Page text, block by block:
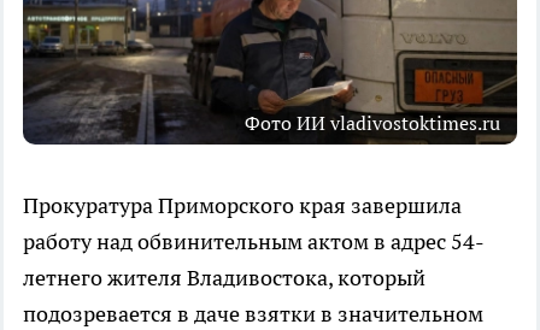
Фото ИИ vladivostoktimes.ru
Прокуратура Приморского края завершила
работу над обвинительным актом в адрес 54-
летнего жителя Владивостока, который
подозревается в даче взятки в значительном